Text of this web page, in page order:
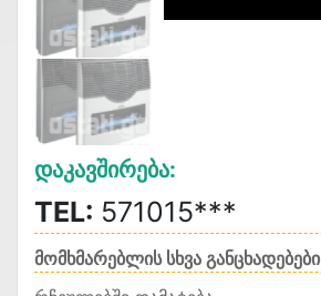
Დაკავშირება:
TEL: 571015***
მომხმარებლის სხვა განცხადებები